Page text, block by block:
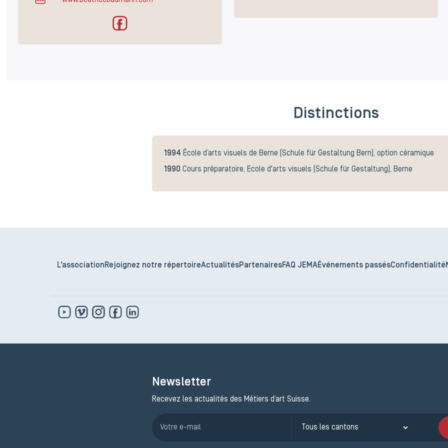
Distinctions
1994 École d’arts visuels de Berne (Schule für Gestaltung Bern), option céramique
1990 Cours préparatoire, Ecole d'arts visuels (Schule für Gestaltung), Berne
L'association Rejoignez notre répertoireActualitésPartenairesFAQ JEMAÉvénements passésConfidentialité
Newsletter
Recevez les actualités des Métiers d’art Suisse.